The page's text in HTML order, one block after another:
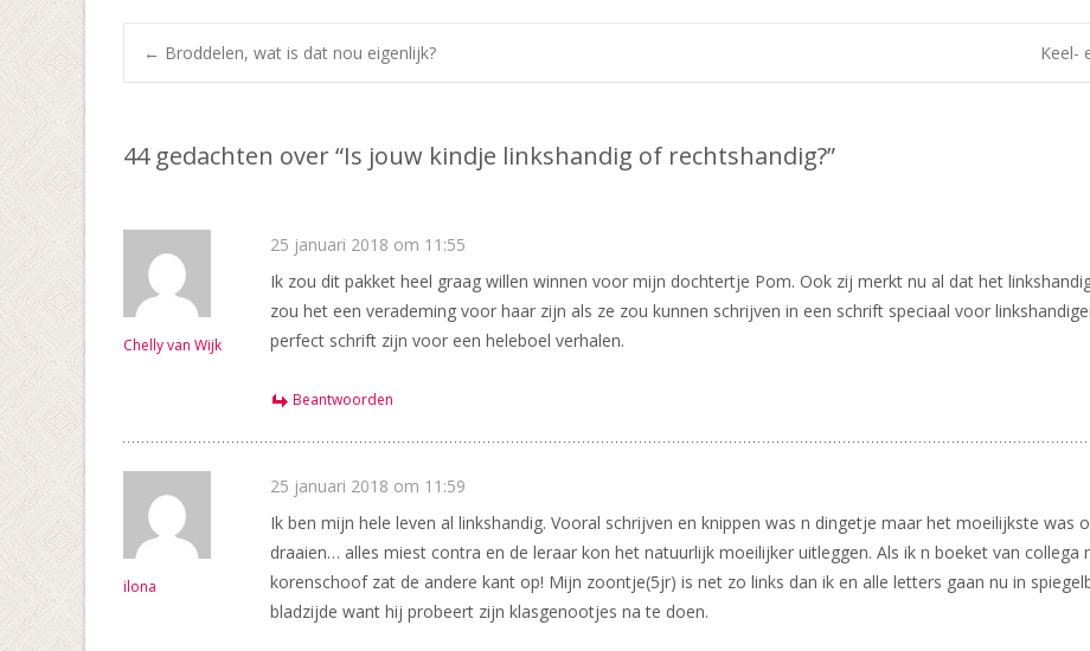
Bericht
navigatie
← Broddelen, wat is dat nou eigenlijk? Keel-
44 gedachten over “Is jouw kindje linkshandig of rechtshandig?”
Chelly van Wijk
25 januari 2018 om 11:55
Ik zou dit pakket heel graag willen winnen voor mijn dochtertje Pom. Ook zij merkt nu al dat het
zou het een verademing voor haar zijn als ze zou kunnen schrijven in een schrift speciaal voor
perfect schrift zijn voor een heleboel verhalen.
Beantwoorden
ilona
25 januari 2018 om 11:59
Ik ben mijn hele leven al linkshandig. Vooral schrijven en knippen was n dingetje maar het moeilijkste was
draaien… alles miest contra en de leraar kon het natuurlijk moeilijker uitleggen. Als ik n boeket van
korenschoof zat de andere kant op! Mijn zoontje(5jr) is net zo links dan ik en alle letters gaan nu in
bladzijde want hij probeert zijn klasgenootjes na te doen.